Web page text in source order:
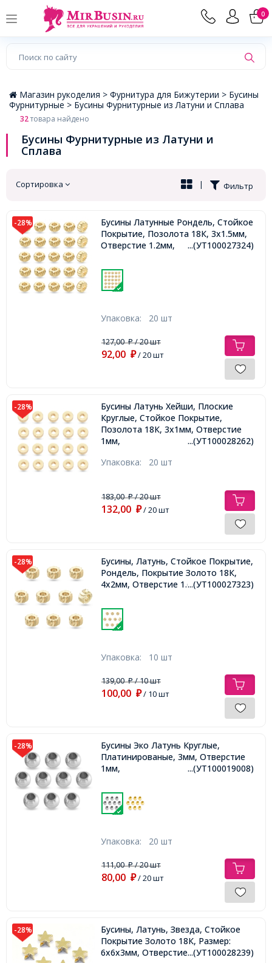
0
×
Магазин рукоделия > Фурнитура для Бижутерии > Бусины
Фурнитурные > Бусины Фурнитурные из Латуни и Сплава
32товара найдено
Бусины Фурнитурные из Латуни и
Сплава
Сортировка Фильтр
|
-28%
Бусины Латунные Рондель, Стойкое
Покрытие, Позолота 18К, 3х1.5мм,
Отверстие 1.2мм,
...(УТ100027324)
Упаковка: 20 шт
127,00₽/ 20 шт
92,00 ₽/ 20 шт
-28%
Бусины Латунь Хейши, Плоские
Круглые, Стойкое Покрытие,
Позолота 18К, 3х1мм, Отверстие
1мм,
...(УТ100028262)
Упаковка: 20 шт
183,00₽/ 20 шт
132,00 ₽/ 20 шт
-28%
Бусины, Латунь, Стойкое Покрытие,
Рондель, Покрытие Золото 18К,
4х2мм, Отверстие 1.6мм,...(УТ100027323)
Упаковка: 10 шт
139,00₽/ 10 шт
100,00 ₽/ 10 шт
-28%
Бусины Эко Латунь Круглые,
Платинированые, 3мм, Отверстие
1мм,
...(УТ100019008)
Упаковка: 20 шт
111,00₽/ 20 шт
80,00 ₽/ 20 шт
-28%
Бусины, Латунь, Звезда, Стойкое
Покрытие Золото 18К, Размер:
6х6х3мм, Отверстие 2мм,...(УТ100028239)